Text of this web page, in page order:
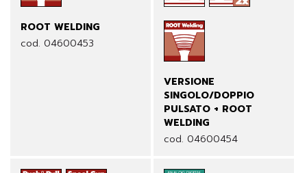
ROOT WELDING
cod. 04600453
VERSIONE
SINGOLO/DOPPIO
PULSATO + ROOT
WELDING
cod. 04600454